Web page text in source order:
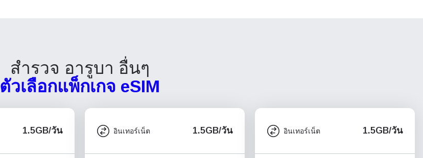
สำรวจ อารูบา อื่นๆ
ตัวเลือกแพ็กเกจ eSIM
1.5GB/วัน อินเทอร์เน็ต 1.5GB/วัน อินเทอร์เน็ต 1.5GB/วัน